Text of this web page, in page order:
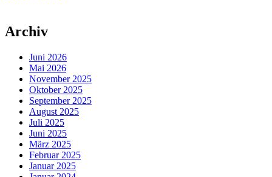
Archiv
Juni 2026
Mai 2026
November 2025
Oktober 2025
September 2025
August 2025
Juli 2025
Juni 2025
März 2025
Februar 2025
Januar 2025